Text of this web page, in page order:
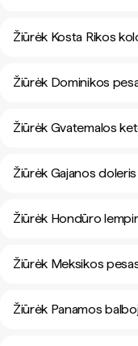
Žiūrėk Kosta Rikos
Žiūrėk Dominikos
Žiūrėk Gvatemalos
Žiūrėk Gajanos
Žiūrėk Hondūro
Žiūrėk Meksikos
Žiūrėk Panamos